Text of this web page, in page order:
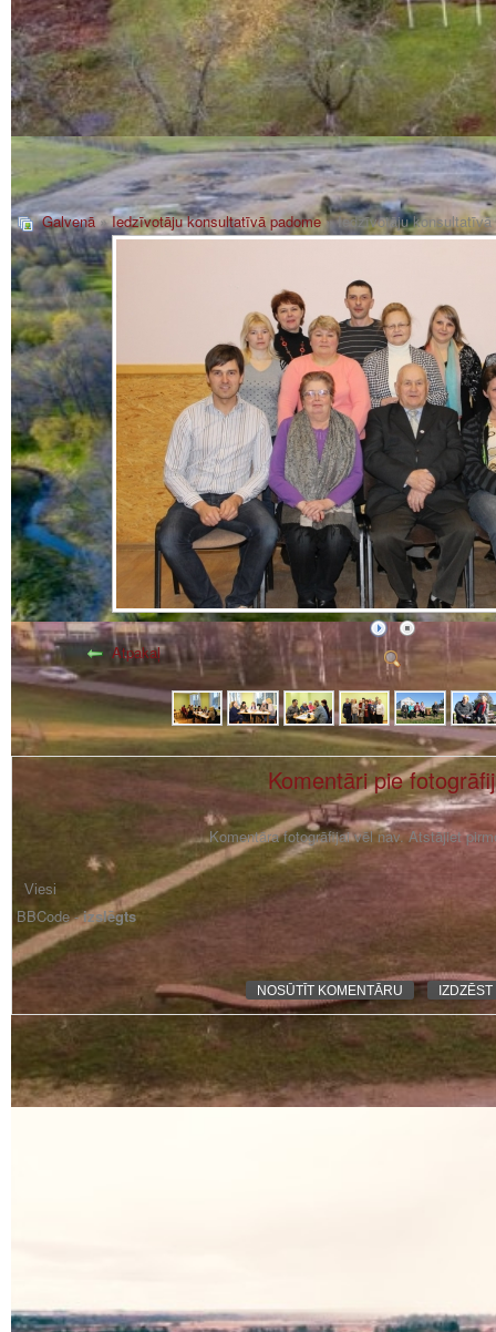
Galvenā»Iedzīvotāju konsultatīvā padome» Iedzīvotāju konsultatīvā
Atpakaļ
Komentāri pie
Komentāra fotogrāfijai vēl nav. Atstājiet
BBCode -izslēgts